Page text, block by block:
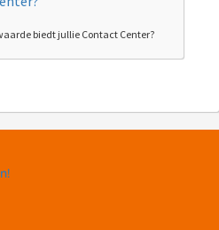
biedt jullie Contact Center?